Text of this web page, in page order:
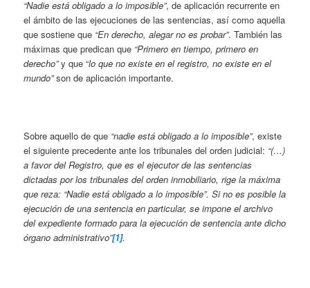
“Nadie está obligado a lo imposible”, de aplicación recurrente en
el ámbito de las ejecuciones de las sentencias, así como aquella
que sostiene que “En derecho, alegar no es probar”. También las
máximas que predican que “Primero en tiempo, primero en
derecho”y que “lo que no existe en el registro, no existe en el
mundo”son de aplicación importante.
Sobre aquello de que “nadie está obligado a lo imposible”, existe
el siguiente precedente ante los tribunales del orden judicial: “(…)
a favor del Registro, que es el ejecutor de las sentencias
dictadas por los tribunales del orden inmobiliario, rige la máxima
que reza: “Nadie está obligado a lo imposible”. Si no es posible la
ejecución de una sentencia en particular, se impone el archivo
del expediente formado para la ejecución de sentencia ante dicho
órgano administrativo”[1].